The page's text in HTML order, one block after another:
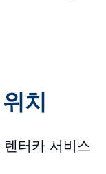
치
터카 서비스